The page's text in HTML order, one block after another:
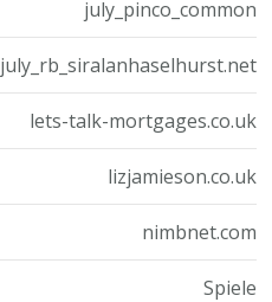
july_pinco_common
july_rb_siralanhaselhurst.net
lets-talk-mortgages.co.uk
lizjamieson.co.uk
nimbnet.com
Spiele